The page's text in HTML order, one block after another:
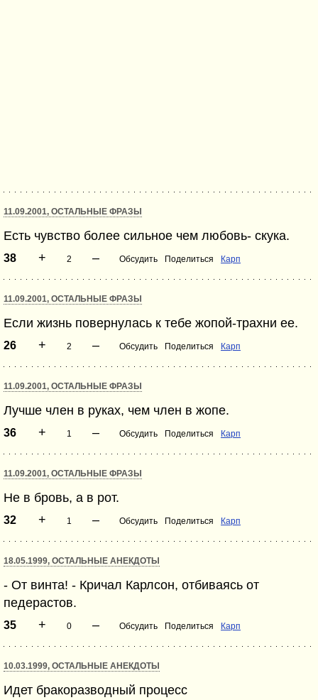
11.09.2001, ОСТАЛЬНЫЕ ФРАЗЫ
Есть чувство более сильное чем любовь- скука.
38 + 2 – Обсудить Поделиться Карп
11.09.2001, ОСТАЛЬНЫЕ ФРАЗЫ
Если жизнь повернулась к тебе жопой-трахни ее.
26 + 2 – Обсудить Поделиться Карп
11.09.2001, ОСТАЛЬНЫЕ ФРАЗЫ
Лучше член в руках, чем член в жопе.
36 + 1 – Обсудить Поделиться Карп
11.09.2001, ОСТАЛЬНЫЕ ФРАЗЫ
Не в бровь, а в рот.
32 + 1 – Обсудить Поделиться Карп
18.05.1999, ОСТАЛЬНЫЕ АНЕКДОТЫ
- От винта! - Кричал Карлсон, отбиваясь от
педерастов.
35 + 0 – Обсудить Поделиться Карп
10.03.1999, ОСТАЛЬНЫЕ АНЕКДОТЫ
Идет бракоразводный процесс